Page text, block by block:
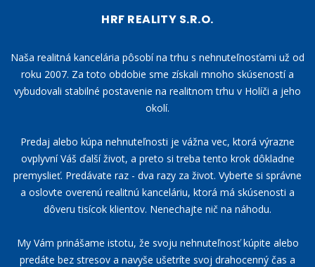
HRF REALITY S.R.O.
Naša realitná kancelária pôsobí na trhu s nehnuteľnosťami už od
roku 2007. Za toto obdobie sme získali mnoho skúseností a
vybudovali stabilné postavenie na realitnom trhu v Holíči a jeho
okolí.
Predaj alebo kúpa nehnuteľnosti je vážna vec, ktorá výrazne
ovplyvní Váš ďalší život, a preto si treba tento krok dôkladne
premyslieť. Predávate raz - dva razy za život. Vyberte si správne
a oslovte overenú realitnú kanceláriu, ktorá má skúsenosti a
dôveru tisícok klientov. Nenechajte nič na náhodu.
My Vám prinášame istotu, že svoju nehnuteľnosť kúpite alebo
predáte bez stresov a navyše ušetríte svoj drahocenný čas a